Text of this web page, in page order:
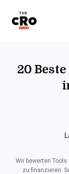
20
Wir bewerten
zu finanzieren.